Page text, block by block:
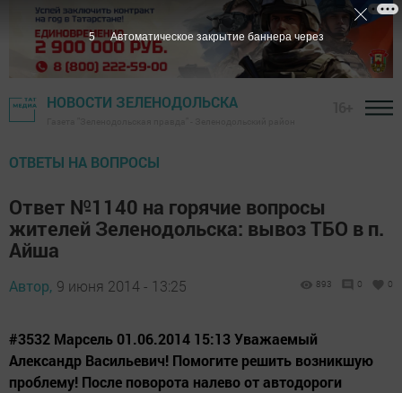
НОВОСТИ ЗЕЛЕНОДОЛЬСКА
ОТВЕТЫ НА ВОПРОСЫ
Ответ №1140 на горячие вопросы
жителей Зеленодольска: вывоз ТБО в п.
Айша
Автор, 9 июня 2014 - 13:25 893 0 0
#3532 Марсель 01.06.2014 15:13 Уважаемый
Александр Васильевич! Помогите решить возникшую
проблему! После поворота налево от автодороги
5 Автоматическое закрытие баннера через